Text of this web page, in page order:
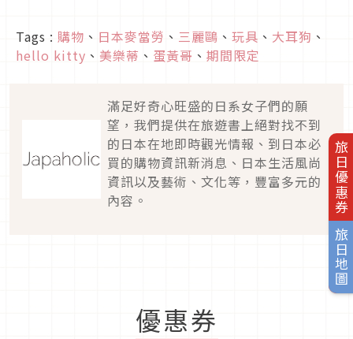
旅日優惠券
旅日地圖
Tags : 購物 、 日本麥當勞 、 三麗鷗 、 玩具 、 大耳狗 、
hello kitty 、 美樂蒂 、 蛋黃哥 、 期間限定
滿足好奇心旺盛的日系女子們的願
望，我們提供在旅遊書上絕對找不到
的日本在地即時觀光情報、到日本必
買的購物資訊新消息、日本生活風尚
資訊以及藝術、文化等，豐富多元的
內容。
優惠券